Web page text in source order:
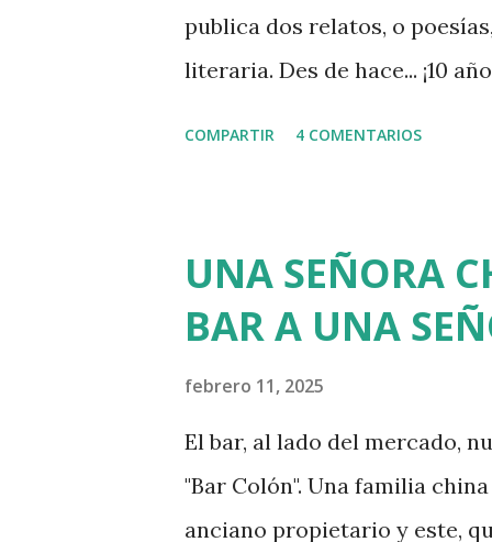
las minorías raciales, se usa
protosocialismo o cualquier
publica dos relatos, o
literaria. Des de hace... ¡10
autores y autoras
año, otros han ido y se han
Participé por primera vez en
onírico que me parecía
COMPARTIR 4 COMENTARIOS
UNA SEÑORA
BAR A UNA
febrero 11, 2025
El bar, al lado del mercado,
"Bar Colón". Una familia
anciano propietario y este,